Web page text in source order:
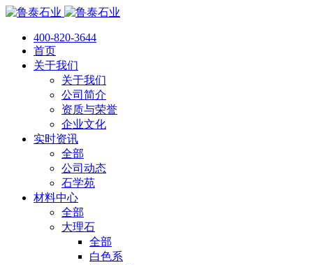
400-820-3644
首页
关于我们
关于我们
公司简介
资质与荣誉
企业文化
实时资讯
全部
公司动态
石学苑
材料中心
全部
大理石
全部
白色系